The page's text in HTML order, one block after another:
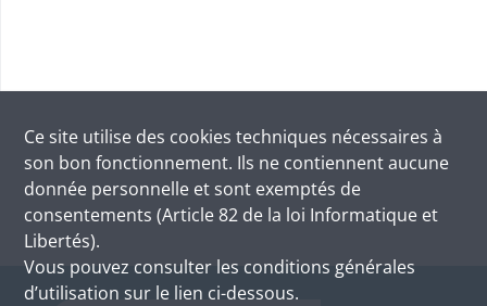
Ce site utilise des cookies techniques nécessaires à
son bon fonctionnement. Ils ne contiennent aucune
donnée personnelle et sont exemptés de
consentements (Article 82 de la loi Informatique et
Libertés).
Vous pouvez consulter les conditions générales
d’utilisation sur le lien ci-dessous.